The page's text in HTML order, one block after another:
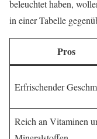
beleuchtet haben,
in einer Tabelle
Pros
Erfrischender
Reich an Vitaminen